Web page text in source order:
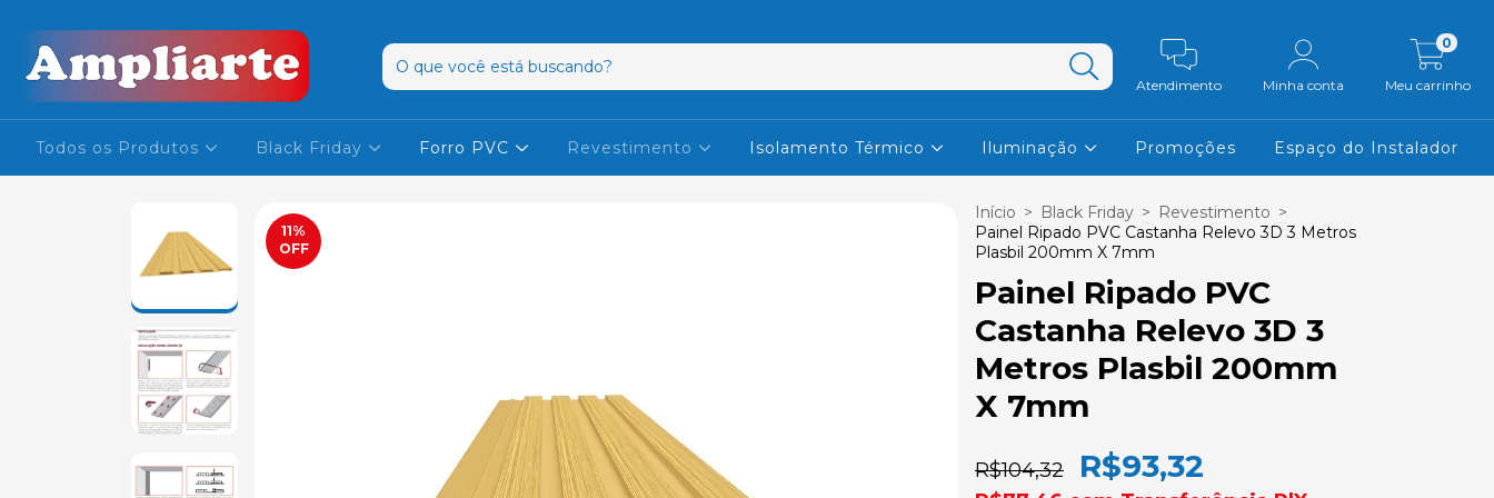
Atendimento Minha conta Meu carrinho
0
Todos os Produtos Black Friday Forro PVC Revestimento Isolamento Térmico Iluminação Promoções Espaço do Instalador
11%
OFF
Início > Black Friday > Revestimento >
Painel Ripado PVC Castanha Relevo 3D 3 Metros
Plasbil 200mm X 7mm
Painel Ripado PVC
Castanha Relevo 3D 3
Metros Plasbil 200mm
X 7mm
R$104,32 R$93,32